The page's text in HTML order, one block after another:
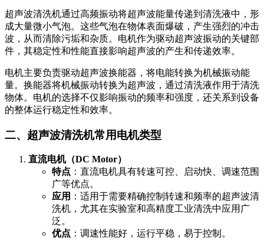
超声波清洗机通过高频振动将超声波能量传递到清洗液中，形
成大量微小气泡。这些气泡在物体表面爆破，产生强烈的冲击
波，从而清除污垢和杂质。电机作为驱动超声波振动的关键部
件，其稳定性和性能直接影响超声波的产生和传递效率。
电机主要负责驱动超声波换能器，将电能转换为机械振动能
量。换能器将机械振动转换为超声波，通过清洗液作用于清洗
物体。电机的选择不仅影响振动的频率和强度，还关系到设备
的整体运行稳定性和效率。
二、超声波清洗机常用电机类型
直流电机（DC Motor）
特点 ：直流电机具有转速可控、启动快、调速范围
广等优点。
应用 ：适用于需要精确控制转速和频率的超声波清
洗机，尤其在实验室和高精度工业清洗中应用广
泛。
优点 ：调速性能好，运行平稳，易于控制。